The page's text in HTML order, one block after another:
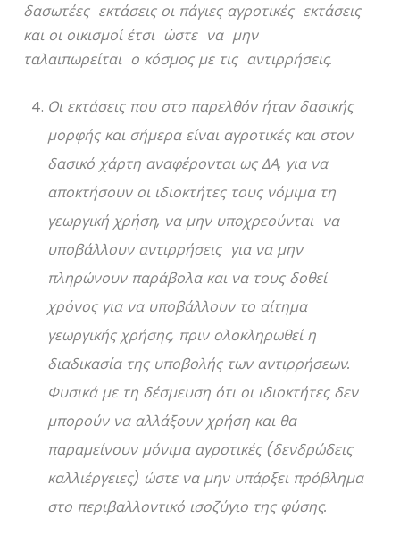
δασωτέες εκτάσεις οι πάγιες αγροτικές εκτάσεις
και οι οικισμοί έτσι ώστε να μην
ταλαιπωρείται ο κόσμος με τις αντιρρήσεις.
Οι εκτάσεις που στο παρελθόν ήταν δασικής
μορφής και σήμερα είναι αγροτικές και στον
δασικό χάρτη αναφέρονται ως ΔΑ, για να
αποκτήσουν οι ιδιοκτήτες τους νόμιμα τη
γεωργική χρήση, να μην υποχρεούνται να
υποβάλλουν αντιρρήσεις για να μην
πληρώνουν παράβολα και να τους δοθεί
χρόνος για να υποβάλλουν το αίτημα
γεωργικής χρήσης, πριν ολοκληρωθεί η
διαδικασία της υποβολής των αντιρρήσεων.
Φυσικά με τη δέσμευση ότι οι ιδιοκτήτες δεν
μπορούν να αλλάξουν χρήση και θα
παραμείνουν μόνιμα αγροτικές (δενδρώδεις
καλλιέργειες) ώστε να μην υπάρξει πρόβλημα
στο περιβαλλοντικό ισοζύγιο της φύσης.